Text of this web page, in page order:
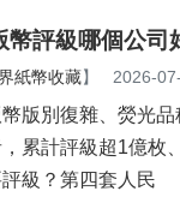
幣評級哪個公司
紙幣收藏】 2026-
幣版別復雜、熒光
，累計評級超1億枚
級？第四套人民